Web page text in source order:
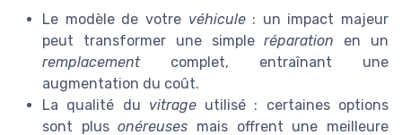
Le modèle de votre véhicule: un impact majeur
peut transformer une simpleréparation en un
remplacementcomplet, entraînant une
augmentation du coût.
La qualité du vitrageutilisé : certaines options
sont plusonéreuses mais offrent une meilleure